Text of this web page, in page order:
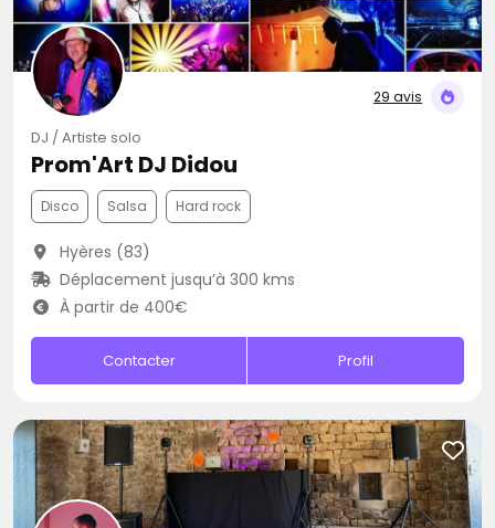
29 avis
DJ / Artiste solo
Prom'Art DJ Didou
Disco Salsa Hard rock
Hyères (83)
Déplacement jusqu’à 300 kms
À partir de 400€
Contacter Profil